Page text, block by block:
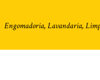
Engomadoria, Lavandaria,